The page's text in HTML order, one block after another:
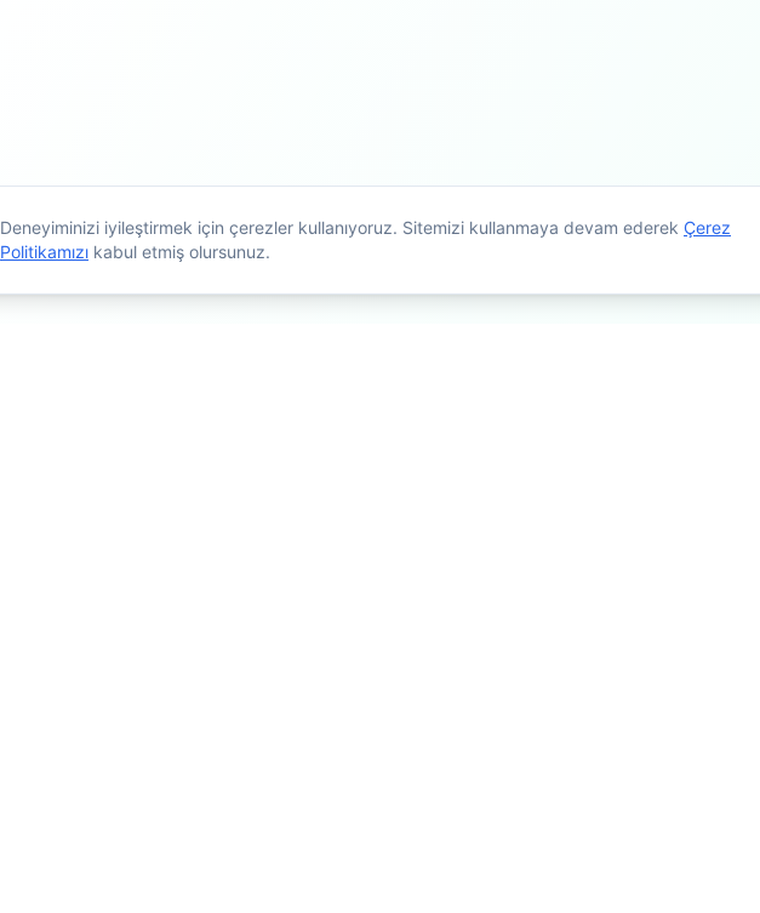
Deneyiminizi iyileştirmek için çerezler kullanıyoruz. Sitemizi kullanmaya devam ederek Çerez
Politikamızı kabul etmiş olursunuz.